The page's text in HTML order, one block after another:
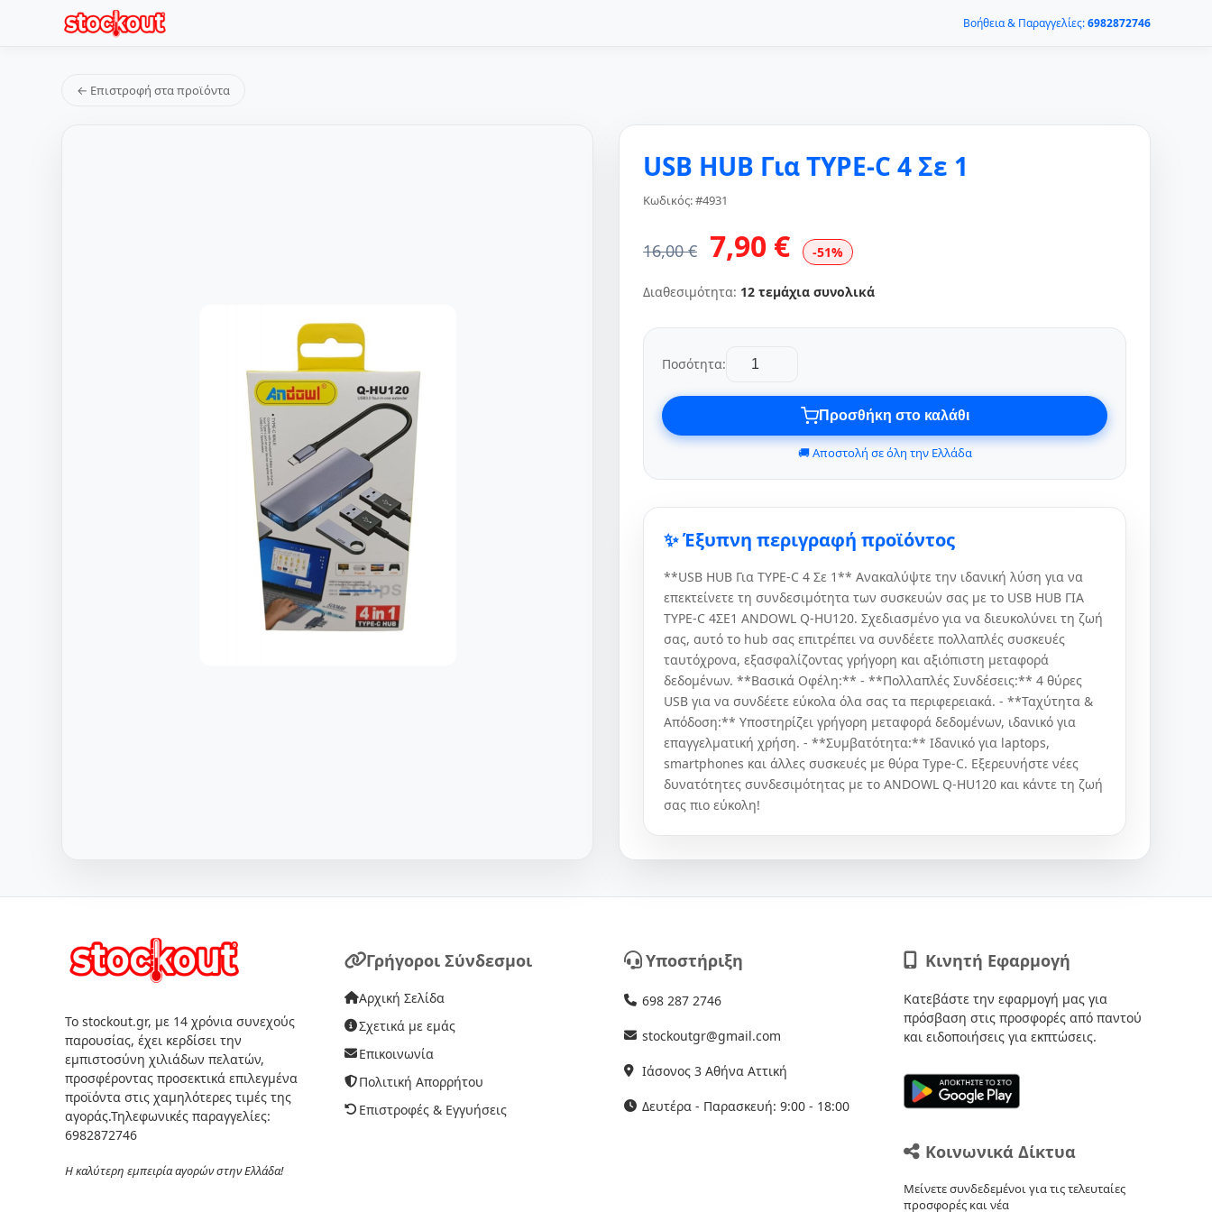
Βοήθεια & Παραγγελίες:6982872746
← Επιστροφή στα προϊόντα
USB HUB Για TYPE-C 4 Σε 1
Κωδικός: #4931
16,00 € 7,90 € -51%
Διαθεσιμότητα: 12 τεμάχια συνολικά
Ποσότητα:
Προσθήκη στο καλάθι
🚚 Αποστολή σε όλη την Ελλάδα
✨ Έξυπνη περιγραφή προϊόντος
**USB HUB Για TYPE-C 4 Σε 1** Ανακαλύψτε την ιδανική λύση για να
επεκτείνετε τη συνδεσιμότητα των συσκευών σας με το USB HUB ΓΙΑ
TYPE-C 4ΣΕ1 ANDOWL Q-HU120. Σχεδιασμένο για να διευκολύνει τη ζωή
σας, αυτό το hub σας επιτρέπει να συνδέετε πολλαπλές συσκευές
ταυτόχρονα, εξασφαλίζοντας γρήγορη και αξιόπιστη μεταφορά
δεδομένων. **Βασικά Οφέλη:** - **Πολλαπλές Συνδέσεις:** 4 θύρες
USB για να συνδέετε εύκολα όλα σας τα περιφερειακά. - **Ταχύτητα &
Απόδοση:** Υποστηρίζει γρήγορη μεταφορά δεδομένων, ιδανικό για
επαγγελματική χρήση. - **Συμβατότητα:** Ιδανικό για laptops,
smartphones και άλλες συσκευές με θύρα Type-C. Εξερευνήστε νέες
δυνατότητες συνδεσιμότητας με το ANDOWL Q-HU120 και κάντε τη ζωή
σας πιο εύκολη!
Το stockout.gr, με 14 χρόνια συνεχούς
παρουσίας, έχει κερδίσει την
εμπιστοσύνη χιλιάδων πελατών,
προσφέροντας προσεκτικά επιλεγμένα
προϊόντα στις χαμηλότερες τιμές της
αγοράς.Τηλεφωνικές παραγγελίες:
6982872746
Η καλύτερη εμπειρία αγορών στην Ελλάδα!
Γρήγοροι Σύνδεσμοι
Αρχική Σελίδα
Σχετικά με εμάς
Επικοινωνία
Πολιτική Απορρήτου
Επιστροφές & Εγγυήσεις
Υποστήριξη
698 287 2746
stockoutgr@gmail.com
Ιάσονος 3 Αθήνα Αττική
Δευτέρα - Παρασκευή: 9:00 - 18:00
Κινητή Εφαρμογή
Κατεβάστε την εφαρμογή μας για
πρόσβαση στις προσφορές από παντού
και ειδοποιήσεις για εκπτώσεις.
Κοινωνικά Δίκτυα
Μείνετε συνδεδεμένοι για τις τελευταίες
προσφορές και νέα